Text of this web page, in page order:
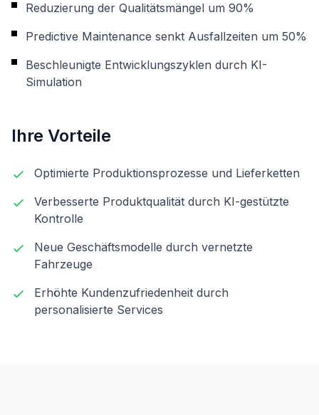
Reduzierung der Qualitätsmängel um 90%
Predictive Maintenance senkt Ausfallzeiten um 50%
Beschleunigte Entwicklungszyklen durch KI-
Simulation
Ihre Vorteile
Optimierte Produktionsprozesse und Lieferketten
Verbesserte Produktqualität durch KI-gestützte
Kontrolle
Neue Geschäftsmodelle durch vernetzte
Fahrzeuge
Erhöhte Kundenzufriedenheit durch
personalisierte Services